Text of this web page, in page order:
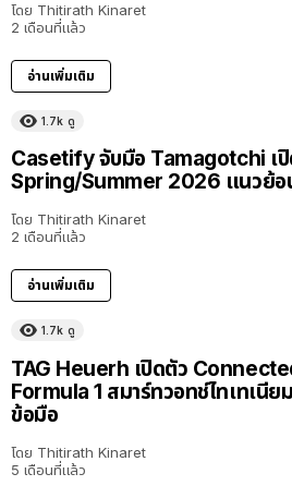
โดย Thitirath Kinaret
2 เดือนที่แล้ว
อ่านเพิ่มเติม
1.7k ดู
Casetify จับมือ Tamagotchi เปิ
Spring/Summer 2026 แนวย้
โดย Thitirath Kinaret
2 เดือนที่แล้ว
อ่านเพิ่มเติม
1.7k ดู
TAG Heuerh เปิดตัว
Formula 1 สมาร์ทวอทช์ไทเทเนีย
ข้อมือ
โดย Thitirath Kinaret
5 เดือนที่แล้ว